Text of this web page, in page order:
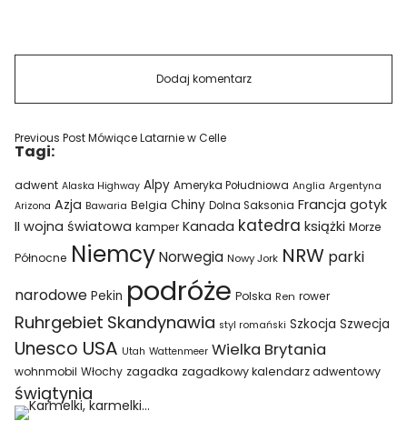
Previous PostMówiące Latarnie w Celle
Tagi:
adwent Alaska Highway Alpy Ameryka Południowa Anglia Argentyna
Arizona Azja Bawaria Belgia Chiny Dolna Saksonia Francja gotyk
II wojna światowa kamper Kanada katedra książki Morze
Północne Niemcy Norwegia Nowy Jork NRW parki
narodowe Pekin podróże Polska Ren rower
Ruhrgebiet Skandynawia styl romański Szkocja Szwecja
Unesco USA Utah Wattenmeer Wielka Brytania
wohnmobil Włochy zagadka zagadkowy kalendarz adwentowy
świątynia